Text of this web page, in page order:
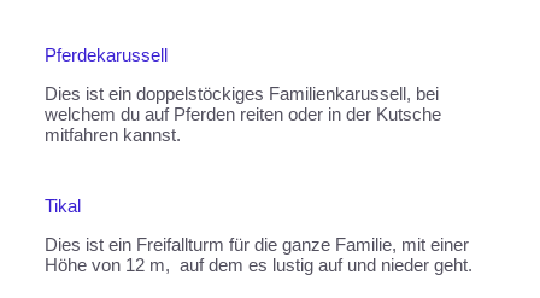
Pferdekarussell
Dies ist ein doppelstöckiges Familienkarussell, bei
welchem du auf Pferden reiten oder in der Kutsche
mitfahren kannst.
Tikal
Dies ist ein Freifallturm für die ganze Familie, mit einer
Höhe von 12 m, auf dem es lustig auf und nieder geht.